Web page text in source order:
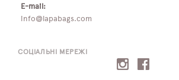
СОЦІАЛЬНІ МЕРЕЖІ
E-mail:
info@lapabags.com